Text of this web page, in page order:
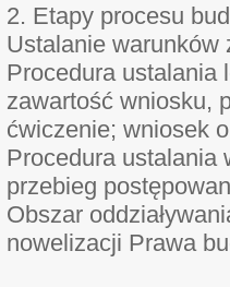
2. Etapy procesu
Ustalanie warunków
Procedura ustalania
zawartość wniosku,
ćwiczenie; wniosek
Procedura ustalania
przebieg
Obszar
nowelizacji Prawa